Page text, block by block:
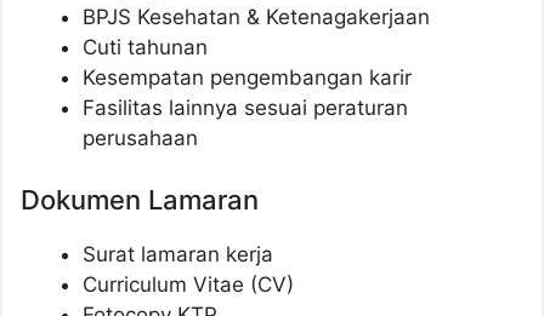
BPJS Kesehatan & Ketenagakerjaan
Cuti tahunan
Kesempatan pengembangan karir
Fasilitas lainnya sesuai peraturan
perusahaan
Dokumen Lamaran
Surat lamaran kerja
Curriculum Vitae (CV)